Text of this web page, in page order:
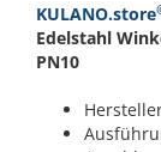
KULANO.store
Edelstahl
PN10